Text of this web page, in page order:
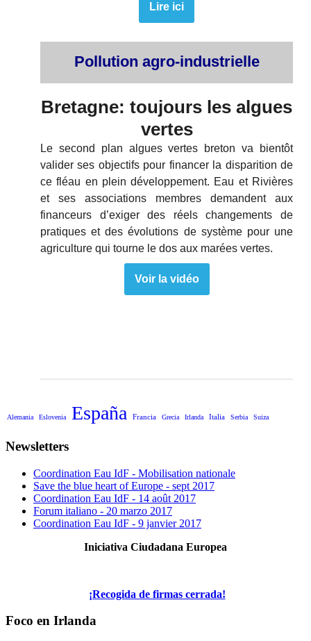
Lire ici
Pollution agro-industrielle
Bretagne: toujours les algues
vertes
Le second plan algues vertes breton va bientôt
valider ses objectifs pour financer la disparition de
ce fléau en plein développement. Eau et Rivières
et ses associations membres demandent aux
financeurs d’exiger des réels changements de
pratiques et des évolutions de système pour une
agriculture qui tourne le dos aux marées vertes.
Voir la vidéo
Alemania Eslovenia España Francia Grecia Irlanda Italia Serbia Suiza
Newsletters
Coordination Eau IdF - Mobilisation nationale
Save the blue heart of Europe - sept 2017
Coordination Eau IdF - 14 août 2017
Forum italiano - 20 marzo 2017
Coordination Eau IdF - 9 janvier 2017
Iniciativa Ciudadana Europea
¡Recogida de firmas cerrada!
Foco en Irlanda